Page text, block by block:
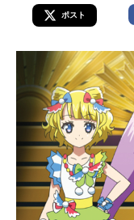
ポスト